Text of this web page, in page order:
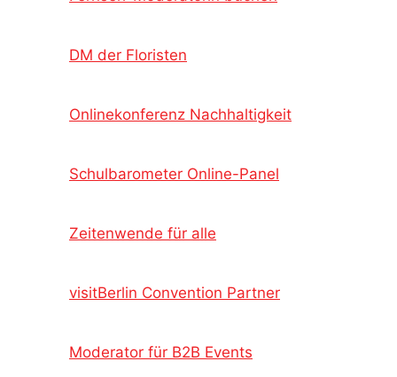
DM der Floristen
Onlinekonferenz Nachhaltigkeit
Schulbarometer Online-Panel
Zeitenwende für alle
visitBerlin Convention Partner
Moderator für B2B Events